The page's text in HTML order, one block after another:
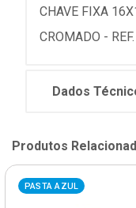
CHAVE FIXA
CROMADO -
Dados
Produtos
PASTA AZUL